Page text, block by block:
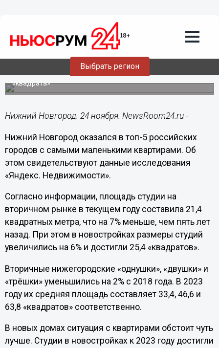
Выбрать регион
Нижний Новгород вошёл в пятёрку
городов с самыми небольшими
квартирами
Площадь вторичных студий в 2023 году составила 21,4
«квадрата».
Нижний Новгород. 24 ноября. NewsRoom24.ru -
Нижний Новгород оказался в топ-5 российских
городов с самыми маленькими квартирами. Об
этом свидетельствуют данные исследования
«Яндекс. Недвижимости».
Согласно информации, площадь студии на
вторичном рынке в текущем году составила 21,4
квадратных метра, что на 7% меньше, чем пять лет
назад. При этом в новостройках размеры студий
увеличились на 6% и достигли 25,4 «квадратов».
Вторичные нижегородские «однушки», «двушки» и
«трёшки» уменьшились на 2% с 2018 года. В 2023
году их средняя площадь составляет 33,4, 46,6 и
63,8 «квадратов» соответственно.
В новых домах ситуация с квартирами обстоит чуть
лучше. Студии в новостройках к 2023 году достигли